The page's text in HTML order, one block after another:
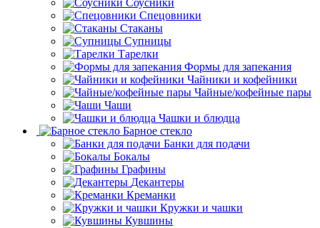
Спецовники
Стаканы
Супницы
Тарелки
Формы для запекания
Чайники и кофейники
Чайные/кофейные пары
Чаши
Чашки и блюдца
Барное стекло
Банки для подачи
Бокалы
Графины
Декантеры
Креманки
Кружки и чашки
Кувшины